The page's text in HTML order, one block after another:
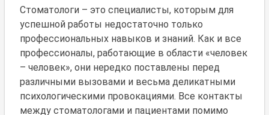
Стоматологи – это специалисты, которым для
успешной работы недостаточно только
профессиональных навыков и знаний. Как и все
профессионалы, работающие в области «человек
– человек», они нередко поставлены перед
различными вызовами и весьма деликатными
психологическими провокациями. Все контакты
между стоматологами и пациентами помимо